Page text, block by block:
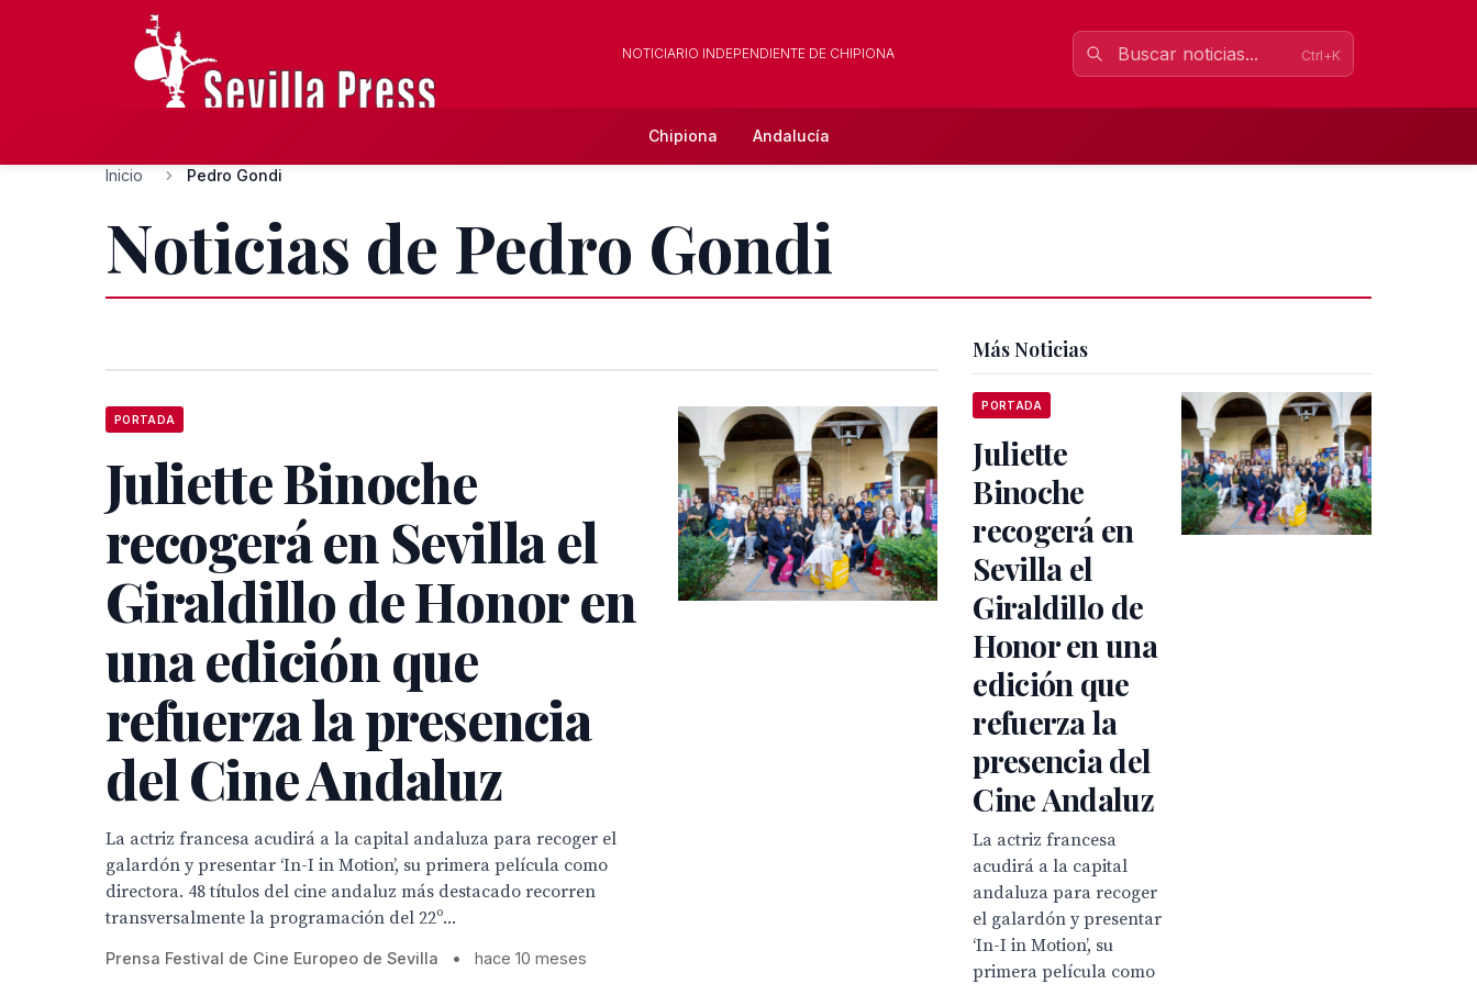
NOTICIARIO INDEPENDIENTE DE CHIPIONA Ctrl+K
Chipiona Andalucía
Inicio Pedro Gondi
Noticias de Pedro Gondi
PORTADA
Juliette Binoche
recogerá en Sevilla el
Giraldillo de Honor en
una edición que
refuerza la presencia
del Cine Andaluz
La actriz francesa acudirá a la capital andaluza para recoger el
galardón y presentar ‘In-I in Motion’, su primera película como
directora. 48 títulos del cine andaluz más destacado recorren
transversalmente la programación del 22º...
Prensa Festival de Cine Europeo de Sevilla • hace 10 meses
Más Noticias
PORTADA
Juliette
Binoche
recogerá en
Sevilla el
Giraldillo de
Honor en una
edición que
refuerza la
presencia del
Cine Andaluz
La actriz francesa
acudirá a la capital
andaluza para recoger
el galardón y presentar
‘In-I in Motion’, su
primera película como